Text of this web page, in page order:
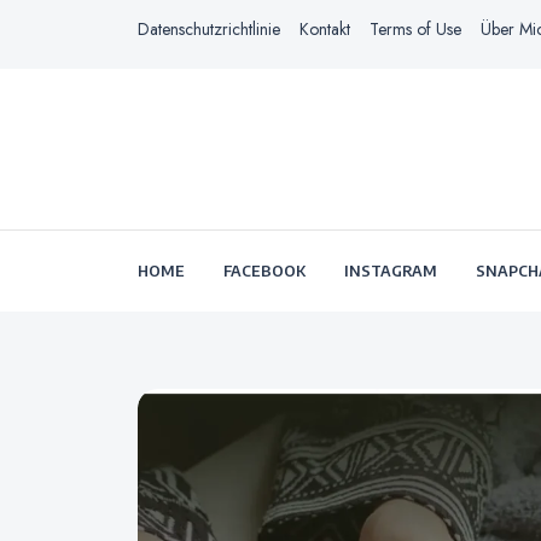
Datenschutzrichtlinie Kontakt Terms of Use Über
HOME FACEBOOK INSTAGRAM